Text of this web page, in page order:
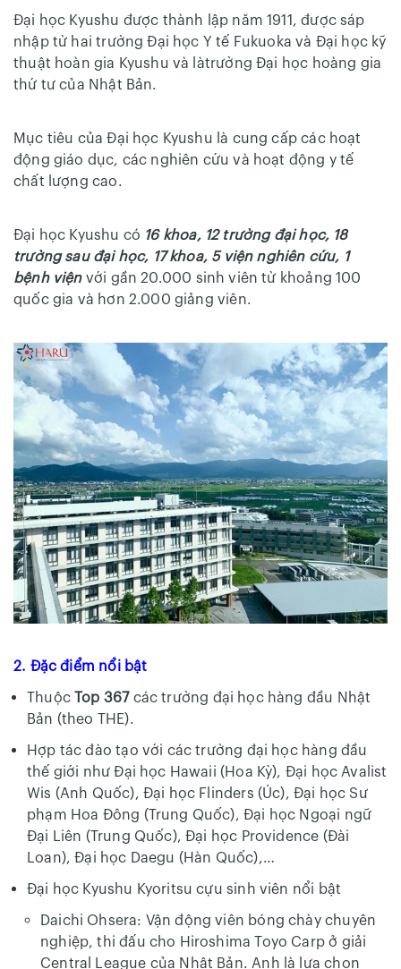
Đại học Kyushu được thành lập năm 1911, được sáp
nhập từ hai trường Đại học Y tế Fukuoka và Đại học kỹ
thuật hoàn gia Kyushu và làtrường Đại học hoàng gia
thứ tư của Nhật Bản.
Mục tiêu của Đại học Kyushu là cung cấp các hoạt
động giáo dục, các nghiên cứu và hoạt động y tế
chất lượng cao.
Đại học Kyushu có 16 khoa, 12 trường đại học, 18
trường sau đại học, 17 khoa, 5 viện nghiên cứu, 1
bệnh việnvới gần 20.000 sinh viên từ khoảng 100
quốc gia và hơn 2.000 giảng viên.
2. Đặc điểm nổi bật
ThuộcTop 367các trường đại học hàng đầu Nhật
Bản (theo THE).
Hợp tác đào tạo với các trường đại học hàng đầu
thế giới như Đại học Hawaii (Hoa Kỳ), Đại học Avalist
Wis (Anh Quốc), Đại học Flinders (Úc), Đại học Sư
phạm Hoa Đông (Trung Quốc), Đại học Ngoại ngữ
Đại Liên (Trung Quốc), Đại học Providence (Đài
Loan), Đại học Daegu (Hàn Quốc),…
Đại học Kyushu Kyoritsu cựu sinh viên nổi bật
Daichi Ohsera: Vận động viên bóng chày chuyên
nghiệp, thi đấu cho Hiroshima Toyo Carp ở giải
Central League của Nhật Bản. Anh là lựa chọn